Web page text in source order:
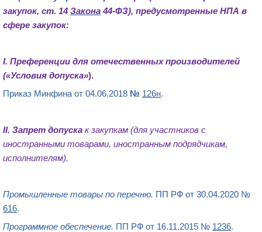
закупок, ст. 14 Закона 44-ФЗ), предусмотренные НПА в
сфере закупок:
I. Преференции для отечественных производителей
(«Условия допуска»).
Приказ Минфина от 04.06.2018 № 126н.
II. Запрет допуска к закупкам (для участников с
иностранными товарами, иностранным подрядчикам,
исполнителям).
Промышленные товары по перечню. ПП РФ от 30.04.2020 №
616.
Программное обеспечение. ПП РФ от 16.11.2015 № 1236.